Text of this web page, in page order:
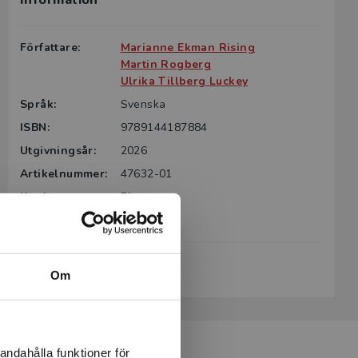
Om
funktioner för
till boken
för din
kontakta
gäller
Författare:
Marianne Ekman Rising
Martin Rogberg
Ulrika Tillberg Luckey
Språk:
Svenska
ISBN:
9789144187884
Utgivningsår:
2026
Artikelnummer:
47632-01
Upplaga:
Första
174